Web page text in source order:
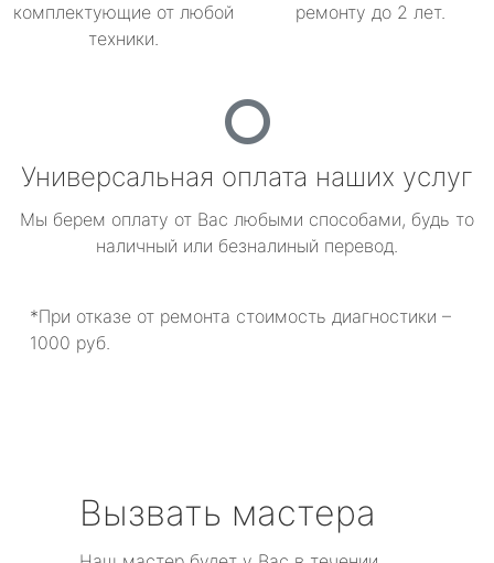
комплектующие от любой
техники.
ремонту до 2 лет.
Универсальная оплата наших услуг
Мы берем оплату от Вас любыми способами, будь то
наличный или безналиный перевод.
*При отказе от ремонта стоимость диагностики –
1000 руб.
Вызвать мастера